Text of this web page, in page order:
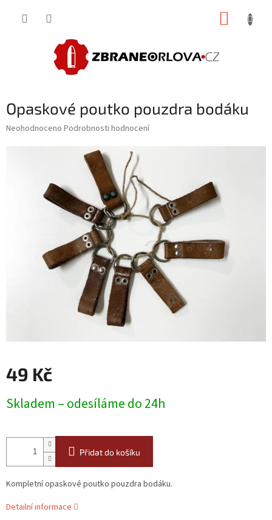
Opaskové poutko pouzdra bodáku
Průměrné
Neohodnoceno Podrobnosti hodnocení
49 Kč
cena:
Skladem – odesíláme do 24h
Přidat do košíku
Kompletní opaskové poutko pouzdra bodáku.
Detailní informace